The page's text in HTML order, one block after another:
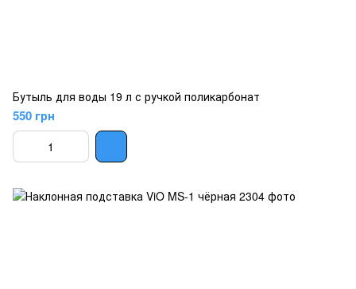
Бутыль для воды 19 л с ручкой поликарбонат
550 грн